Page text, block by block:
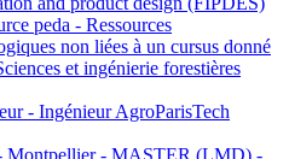
peda - Ressources
non liées à un cursus donné
et ingénierie forestières
- Ingénieur AgroParisTech
Montpellier - MASTER (LMD) -